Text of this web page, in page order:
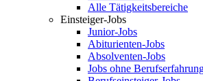
Alle Tätigkeitsbereiche
Einsteiger-Jobs
Junior-Jobs
Abiturienten-Jobs
Absolventen-Jobs
Jobs ohne